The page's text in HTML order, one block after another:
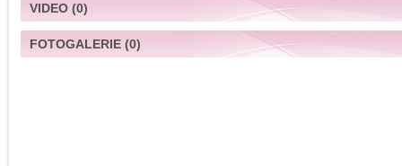
VIDEO(0)
FOTOGALERIE(0)